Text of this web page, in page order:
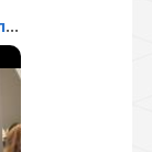
Чем займутся Паша Воля ...